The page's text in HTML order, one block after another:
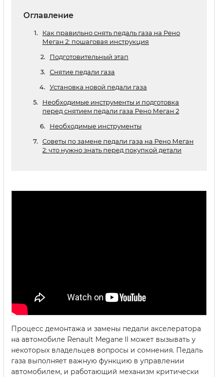
Оглавление
Как правильно снять педаль газа на Рено
Меган 2: пошаговая инструкция
Подготовительный этап
Снятие педали газа
Установка новой педали газа
Необходимые инструменты и подготовка
перед снятием педали газа Рено Меган 2
Необходимые инструменты
Советы по замене педали газа на Рено Меган
2: что нужно знать перед покупкой детали
Процесс демонтажа и замены педали акселератора
на автомобиле Renault Megane II может вызывать у
некоторых владельцев вопросы и сомнения. Педаль
газа выполняет важную функцию в управлении
автомобилем, и работающий механизм критически